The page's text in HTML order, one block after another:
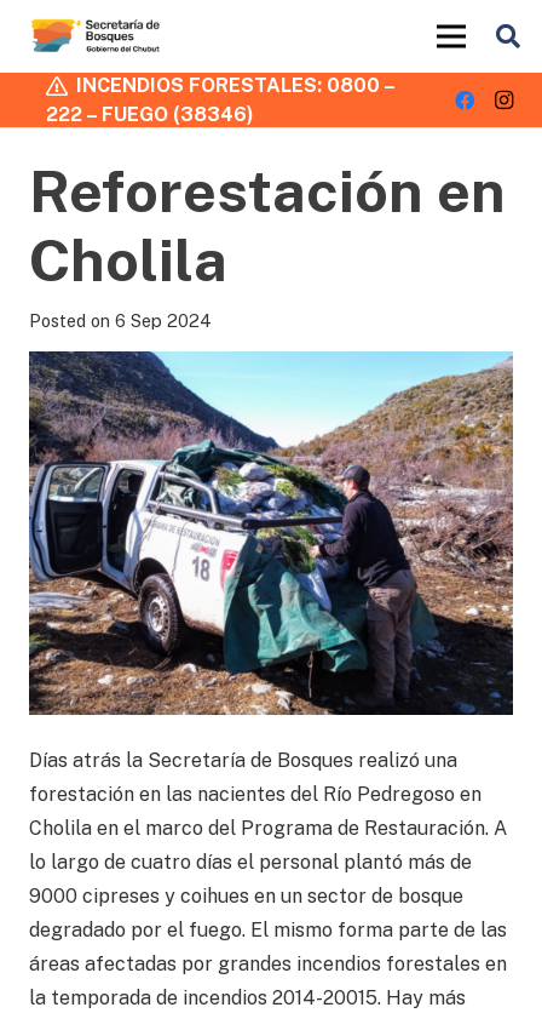
INCENDIOS FORESTALES: 0800 –
222 – FUEGO (38346)
Reforestación en
Cholila
Posted on 6 Sep 2024
Días atrás la Secretaría de Bosques realizó una
forestación en las nacientes del Río Pedregoso en
Cholila en el marco del Programa de Restauración. A
lo largo de cuatro días el personal plantó más de
9000 cipreses y coihues en un sector de bosque
degradado por el fuego. El mismo forma parte de las
áreas afectadas por grandes incendios forestales en
la temporada de incendios 2014-20015. Hay más